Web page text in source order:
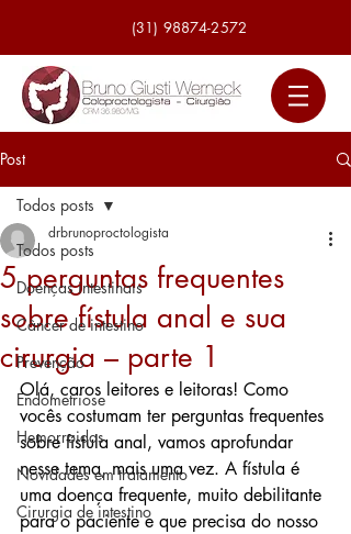
(31) 98874-2572
Post
Todos posts
Doenças intestinais
Câncer de intestino
Prevenção
Endometriose
Hemorroidas
Novidades em tratamento
Cirurgia de intestino
Todos posts
5 perguntas frequentes
sobre fístula anal e sua
cirurgia – parte 1
drbrunoproctologista
Olá, caros leitores e leitoras! Como
vocês costumam ter perguntas frequentes
sobre fístula anal, vamos aprofundar
nesse tema, mais uma vez. A fístula é
uma doença frequente, muito debilitante
para o paciente e que precisa do nosso